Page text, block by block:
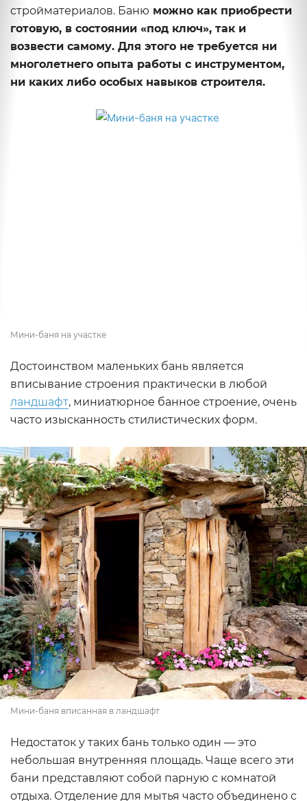
стройматериалов. Баню можно как приобрести
готовую, в состоянии «под ключ», так и
возвести самому. Для этого не требуется ни
многолетнего опыта работы с инструментом,
ни каких либо особых навыков строителя.
Мини-баня на участке
Достоинством маленьких бань является
вписывание строения практически в любой
ландшафт, миниатюрное банное строение, очень
часто изысканность стилистических форм.
Мини-баня вписанная в ландшафт
Недостаток у таких бань только один — это
небольшая внутренняя площадь. Чаще всего эти
бани представляют собой парную с комнатой
отдыха. Отделение для мытья часто объединено с